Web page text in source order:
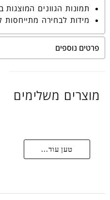
תמונות הגוונים
מידות לבחירה
פרטים נוספים
מוצרים משלימים
טען עוד...